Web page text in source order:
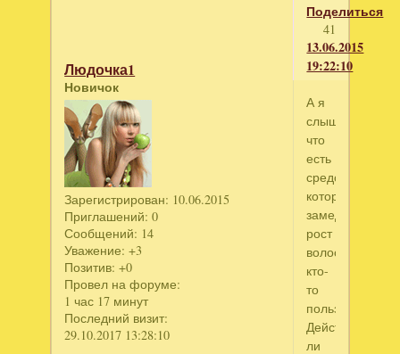
Поделиться
41
13.06.2015
19:22:10
Людочка1
Новичок
Зарегистрирован: 10.06.2015
Приглашений: 0
Сообщений: 14
Уважение: +3
Позитив: +0
Провел на форуме:
1 час 17 минут
Последний визит:
29.10.2017 13:28:10
А я
слышала,
что
есть
средства,
которые
замедляют
рост
волос,
кто-
то
пользовался?
Действительно
ли